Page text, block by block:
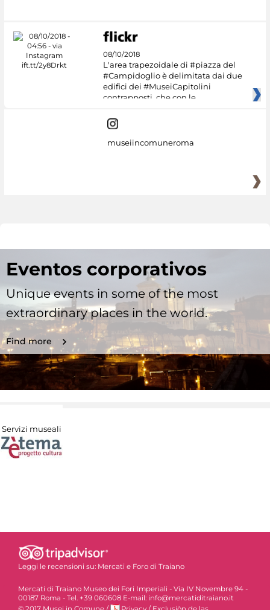
08/10/2018
L'area trapezoidale di #piazza del
#Campidoglio è delimitata dai due
edifici dei #MuseiCapitolini
contrapposti, che con le
museiincomuneroma
Eventos corporativos
Unique events in some of the most
extraordinary places in the world.
Find more
Servizi museali
Leggi le recensioni su: Mercati e Foro di Traiano
Mercati di Traiano Museo dei Fori Imperiali - Via IV Novembre 94 -
00187 Roma - Tel. +39 060608 E-mail: info@mercatiditraiano.it